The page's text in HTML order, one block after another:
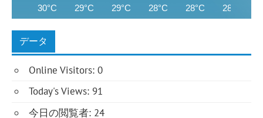
30°C 29°C 29°C 28°C 28°C 28°C
データ
Online Visitors: 0
Today's Views: 91
今日の閲覧者: 24